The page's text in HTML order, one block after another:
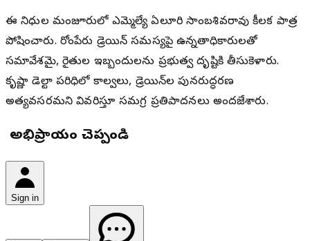
ఈ నిధుల మంజూరులో ఎమ్మెల్యే ఏలూరి సాంబశివరావు కీలక పాత్ర
పోషించారు. రోంపేరు డ్రెయిన్ సమస్యపై ఉన్నతాధికారులతో
సమావేశమై, రైతుల ఇబ్బందులను ప్రభుత్వ దృష్టికి తీసుకెళ్లారు.
కృష్ణా డెల్టా పరిధిలో కాల్వలు, డ్రెయిన్‌ల పునరుద్ధరణ
అత్యవసరమని వివరిస్తూ సమగ్ర ప్రతిపాదనలు అందజేశారు.
మీ అభిప్రాయం చెప్పండి
Sign in